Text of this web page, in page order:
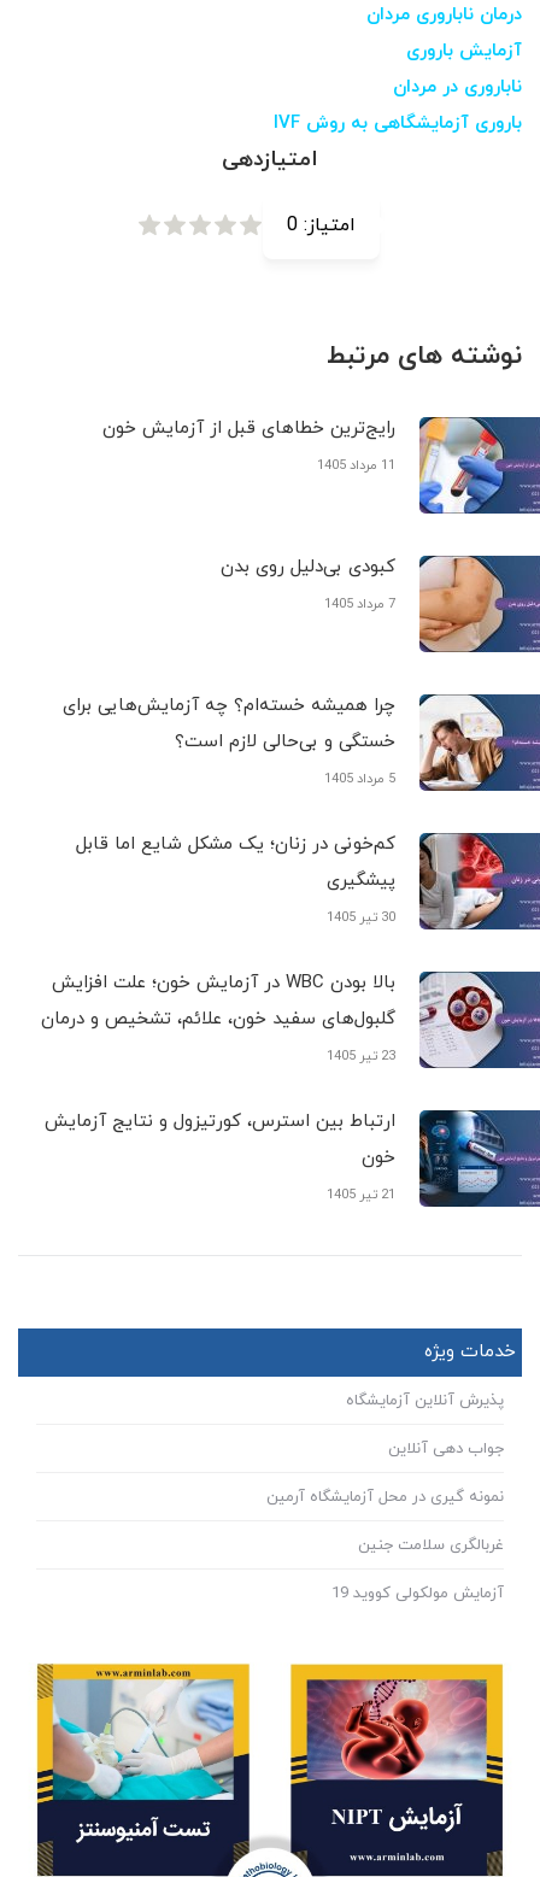
درمان ناباروری مردان
آزمایش باروری
ناباروری در مردان
باروری آزمایشگاهی به روش IVF
امتیازدهی
امتیاز: 0
نوشته های مرتبط
رایج‌ترین خطاهای قبل از آزمایش خون
11 مرداد 1405
کبودی‌ بی‌دلیل روی بدن
7 مرداد 1405
چرا همیشه خسته‌ام؟ چه آزمایش‌هایی برای
خستگی و بی‌حالی لازم است؟
5 مرداد 1405
کم‌خونی در زنان؛ یک مشکل شایع اما قابل
پیشگیری
30 تیر 1405
بالا بودن WBC در آزمایش خون؛ علت افزایش
گلبول‌های سفید خون، علائم، تشخیص و درمان
23 تیر 1405
ارتباط بین استرس، کورتیزول و نتایج آزمایش
خون
21 تیر 1405
خدمات ویژه
پذیرش آنلاین آزمایشگاه
جواب دهی آنلاین
نمونه گیری در محل آزمایشگاه آرمین
غربالگری سلامت جنین
آزمایش مولکولی کووید 19